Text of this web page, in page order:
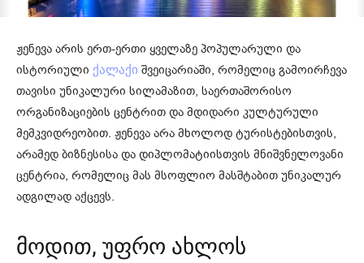
ჟენევა არის ერთ-ერთი ყველაზე პოპულარული და
ისტორიული ქალაქი შვეიცარიაში, რომელიც გამოირჩევა
თავისი უნიკალური სილამაზით, საერთაშორისო
ორგანიზაციების ცენტრით და მდიდარი კულტურული
მემკვიდრეობით. ჟენევა არა მხოლოდ ტურისტებისთვის,
არამედ ბიზნესისა და დიპლომატიისთვის მნიშვნელოვანი
ცენტრია, რომელიც მას მსოფლიო მასშტაბით უნიკალურ
ადგილად აქცევს.
მოდით, უფრო ახლოს